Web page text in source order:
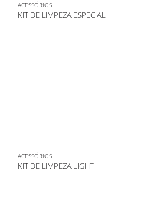
ACESSÓRIOS
KIT DE LIMPEZA ESPECIAL
ACESSÓRIOS
KIT DE LIMPEZA LIGHT